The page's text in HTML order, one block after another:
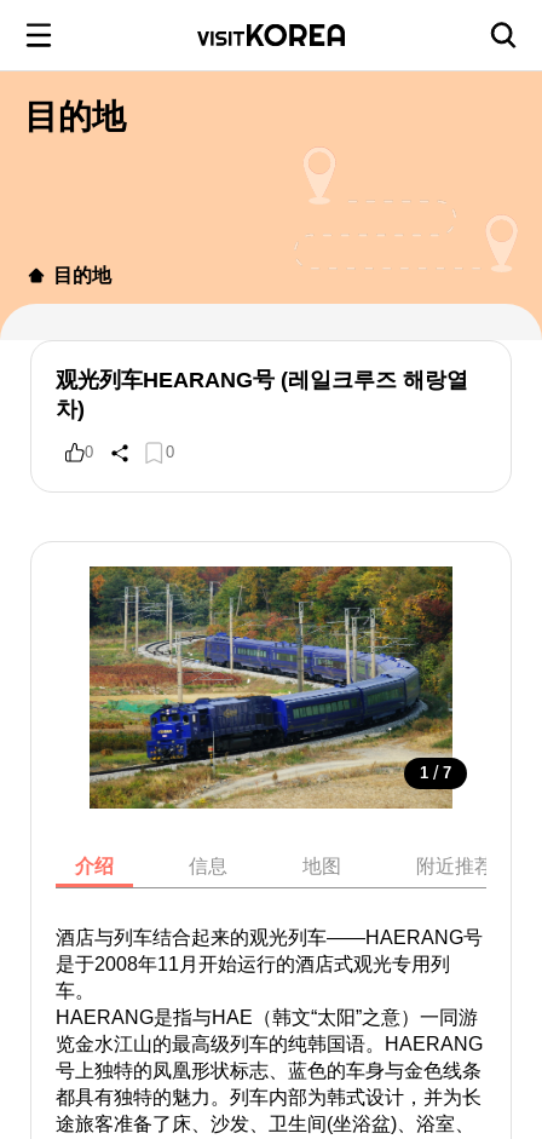
目的地
目的地
观光列车HEARANG号 (레일크루즈 해랑열
차)
0 0
1 / 7
介绍 信息 地图 附近推荐景点
酒店与列车结合起来的观光列车——HAERANG号
是于2008年11月开始运行的酒店式观光专用列
车。
HAERANG是指与HAE（韩文“太阳”之意）一同游
览金水江山的最高级列车的纯韩国语。HAERANG
号上独特的凤凰形状标志、蓝色的车身与金色线条
都具有独特的魅力。列车内部为韩式设计，并为长
途旅客准备了 床、沙发、卫生间(坐浴盆)、浴室、